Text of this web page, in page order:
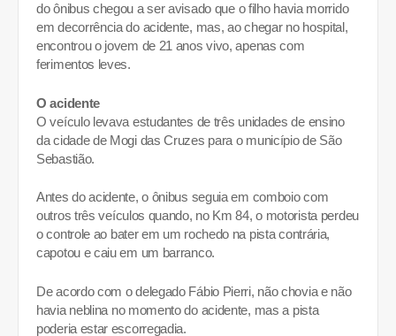
do ônibus chegou a ser avisado que o filho havia morrido
em decorrência do acidente, mas, ao chegar no hospital,
encontrou o jovem de 21 anos vivo, apenas com
ferimentos leves.
O acidente
O veículo levava estudantes de três unidades de ensino
da cidade de Mogi das Cruzes para o município de São
Sebastião.
Antes do acidente, o ônibus seguia em comboio com
outros três veículos quando, no Km 84, o motorista perdeu
o controle ao bater em um rochedo na pista contrária,
capotou e caiu em um barranco.
De acordo com o delegado Fábio Pierri, não chovia e não
havia neblina no momento do acidente, mas a pista
poderia estar escorregadia.